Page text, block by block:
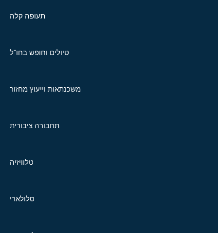
תעופה קלה
טיולים וחופש בחו"ל
משכנתאות וייעוץ מחזור
תחבורה ציבורית
טלוויזיה
סלולארי